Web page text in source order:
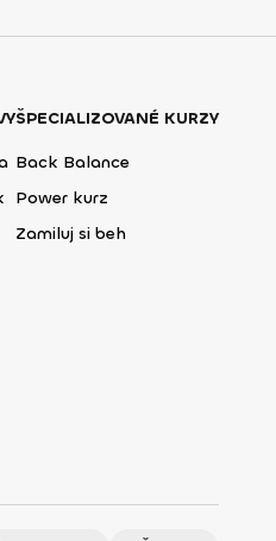
ŠPECIALIZOVANÉ KURZY
Back Balance
Power kurz
Zamiluj si beh